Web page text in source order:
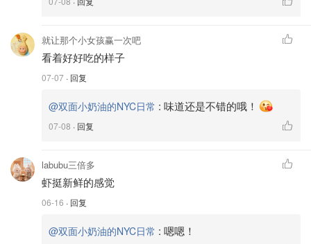
就让那个小女孩赢一次吧
看着好好吃的样子
07-07 · 回复
@双面小奶油的NYC日常 : 味道还是不错的哦！
07-08 · 回复
labubu三倍多
虾挺新鲜的感觉
06-16 · 回复
@双面小奶油的NYC日常 : 嗯嗯！